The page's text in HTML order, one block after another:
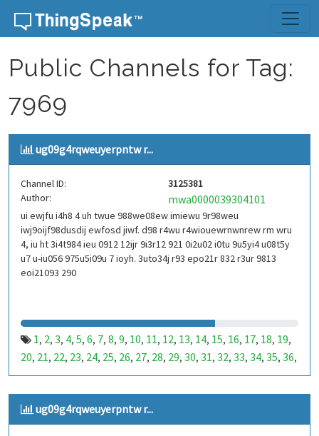
Skip to content
Public Channels for Tag:
7969
ug09g4rqweuyerpntw r...
Channel ID:
3125381
Author:
mwa0000039304101
ui ewjfu i4h8 4 uh twue 988we08ew imiewu 9r98weu
iwj9oijf98dusdij ewfosd jiwf. d98 r4wu r4wiouewrnwnrew rm wru
4, iu ht 3i4t984 ieu 0912 12ijr 9i3r12 921 0i2u02 i0tu 9u5yi4 u08t5y
u7 u-iu056 975u5i09u 7 ioyh. 3uto34j r93 epo21r 832 r3ur 9813
eoi21093 290
1, 2, 3, 4, 5, 6, 7, 8, 9, 10, 11, 12, 13, 14, 15, 16, 17, 18, 19,
20, 21, 22, 23, 24, 25, 26, 27, 28, 29, 30, 31, 32, 33, 34, 35, 36,
37,38,39,40,41,42,43,44,45,46,47,48,49,50,51,52,53,
99,100,101,102,103,104,105,106,107,108,109,110,
111,112,113,114,115,116,
123,124,125,126,127,128,129,130,131,132,133,134,
ug09g4rqweuyerpntw r...